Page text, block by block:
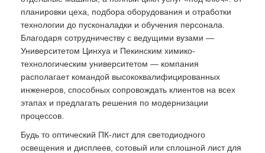
планировки цеха, подбора оборудования и отработки
технологии до пусконаладки и обучения персонала.
Благодаря сотрудничеству с ведущими вузами —
Университетом Цинхуа и Пекинским химико-
технологическим университетом — компания
располагает командой высококвалифицированных
инженеров, способных сопровождать клиентов на всех
этапах и предлагать решения по модернизации
процессов.
Будь то оптический ПК-лист для светодиодного
освещения и дисплеев, сотовый или сплошной лист для